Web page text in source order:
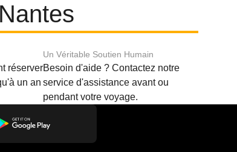
réserver
un an
Un Véritable Soutien Humain
Besoin d'aide ? Contactez notre
service d'assistance avant ou
pendant votre voyage.